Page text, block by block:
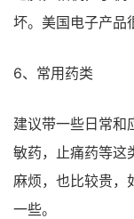
坏。美国电子产品
6、常用药类
建议带一些日常和
敏药，止痛药等这
麻烦，也比较贵，
一些。